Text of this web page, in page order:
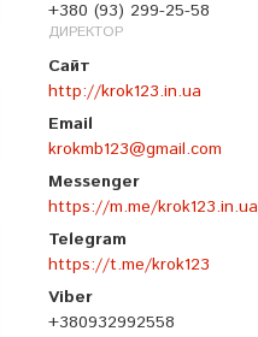
+380 (93) 299-25-58
ДИРЕКТОР
http://krok123.in.ua
krokmb123@gmail.com
https://m.me/krok123.in.ua
https://t.me/krok123
+380932992558